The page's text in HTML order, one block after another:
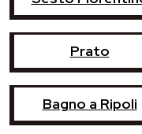
Prato
Bagno a Ripoli